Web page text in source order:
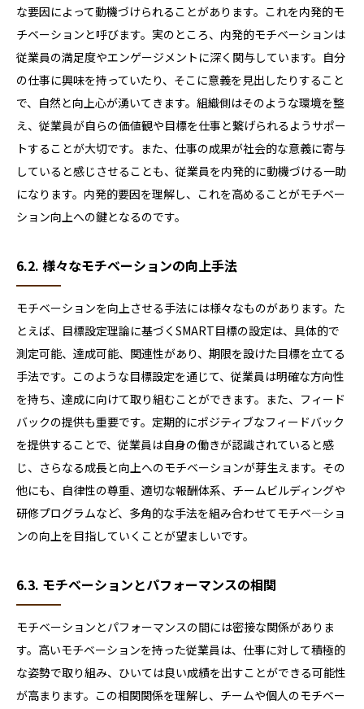
な要因によって動機づけられることがあります。これを内発的モ
チベーションと呼びます。実のところ、内発的モチベーションは
従業員の満足度やエンゲージメントに深く関与しています。自分
の仕事に興味を持っていたり、そこに意義を見出したりすること
で、自然と向上心が湧いてきます。組織側はそのような環境を整
え、従業員が自らの価値観や目標を仕事と繋げられるようサポー
トすることが大切です。また、仕事の成果が社会的な意義に寄与
していると感じさせることも、従業員を内発的に動機づける一助
になります。内発的要因を理解し、これを高めることがモチベー
ション向上への鍵となるのです。
6.2. 様々なモチベーションの向上手法
モチベーションを向上させる手法には様々なものがあります。た
とえば、目標設定理論に基づくSMART目標の設定は、具体的で
測定可能、達成可能、関連性があり、期限を設けた目標を立てる
手法です。このような目標設定を通じて、従業員は明確な方向性
を持ち、達成に向けて取り組むことができます。また、フィード
バックの提供も重要です。定期的にポジティブなフィードバック
を提供することで、従業員は自身の働きが認識されていると感
じ、さらなる成長と向上へのモチベーションが芽生えます。その
他にも、自律性の尊重、適切な報酬体系、チームビルディングや
研修プログラムなど、多角的な手法を組み合わせてモチベ―ショ
ンの向上を目指していくことが望ましいです。
6.3. モチベーションとパフォーマンスの相関
モチベーションとパフォーマンスの間には密接な関係がありま
す。高いモチベーションを持った従業員は、仕事に対して積極的
な姿勢で取り組み、ひいては良い成績を出すことができる可能性
が高まります。この相関関係を理解し、チームや個人のモチベー